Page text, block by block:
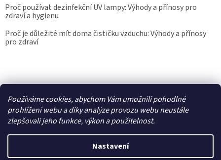
Používáme cookies, abychom Vám umožnili pohodlné
prohlížení webu a díky analýze provozu webu neustále
zlepšovali jeho funkce, výkon a použitelnost.
Nastavení
Proč používat dezinfekční UV lampy: Výhody a přínosy pro
zdraví a hygienu
Proč je důležité mít doma čističku vzduchu: Výhody a přínosy
pro zdraví
Vytvořil Shoptet